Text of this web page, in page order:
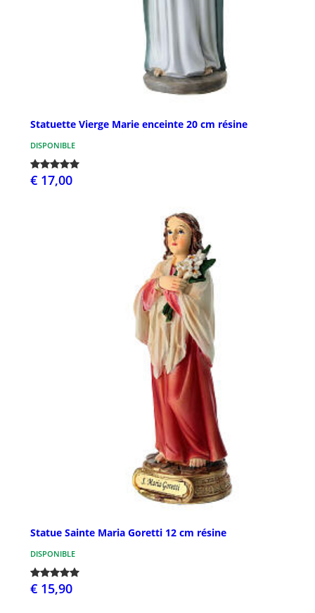
Statuette Vierge Marie enceinte 20 cm résine
DISPONIBLE
€ 17,00
Statue Sainte Maria Goretti 12 cm résine
DISPONIBLE
€ 15,90